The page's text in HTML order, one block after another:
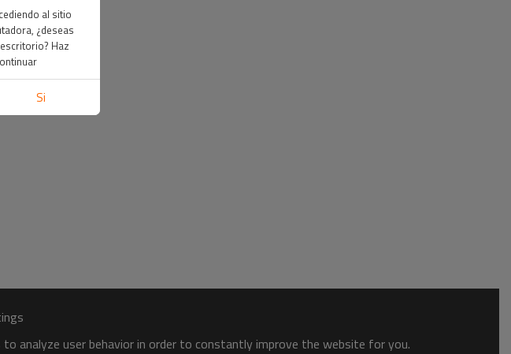
analyze user behavior in order to constantly improve the website for you.
al sitio
¿deseas
Haz
Si